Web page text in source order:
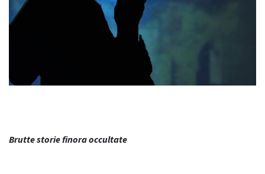
Brutte storie finora occultate